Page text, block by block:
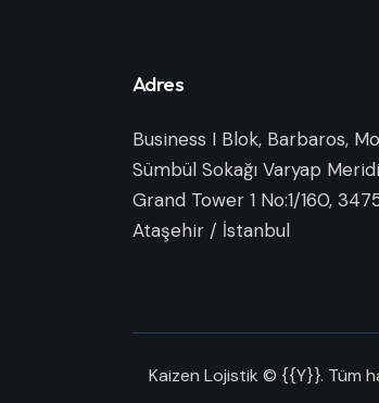
Adres
Business I Blok, Barbaros,
Sümbül Sokağı Varyap
Grand Tower 1 No:1/160,
Ataşehir / İstanbul
Kaizen Lojistik © {{Y}}. Tüm